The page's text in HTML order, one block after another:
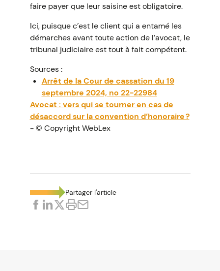
faire payer que leur saisine est obligatoire.
Ici, puisque c’est le client qui a entamé les
démarches avant toute action de l’avocat, le
tribunal judiciaire est tout à fait compétent.
Sources :
Arrêt de la Cour de cassation du 19
septembre 2024, no 22-22984
Avocat : vers qui se tourner en cas de
désaccord sur la convention d’honoraire ?
- © Copyright WebLex
Partager l'article